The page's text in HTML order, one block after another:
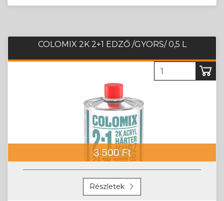
3 500 Ft
Részletek